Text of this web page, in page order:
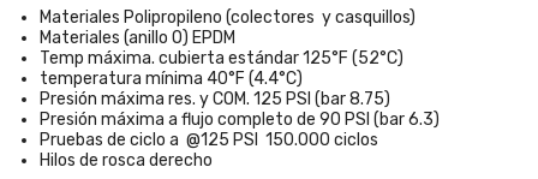
Materiales Polipropileno (colectores y casquillos)
Materiales (anillo O) EPDM
Temp máxima. cubierta estándar 125°F (52°C)
temperatura mínima 40°F (4.4°C)
Presión máxima res. y COM. 125 PSI (bar 8.75)
Presión máxima a flujo completo de 90 PSI (bar 6.3)
Pruebas de ciclo a @125 PSI 150.000 ciclos
Hilos de rosca derecho